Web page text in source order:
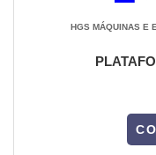
HGS MÁQUINAS E